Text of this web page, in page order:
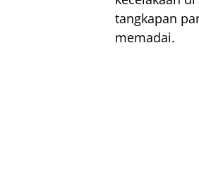
tangkapan
memadai.